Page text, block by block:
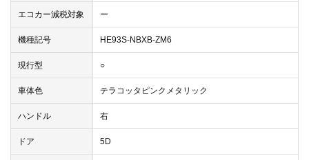
エコカー減税対象 ー
機種記号 HE93S-NBXB-ZM6
現行型 ○
車体色 テラコッタピンクメタリック
ハンドル 右
ドア 5D